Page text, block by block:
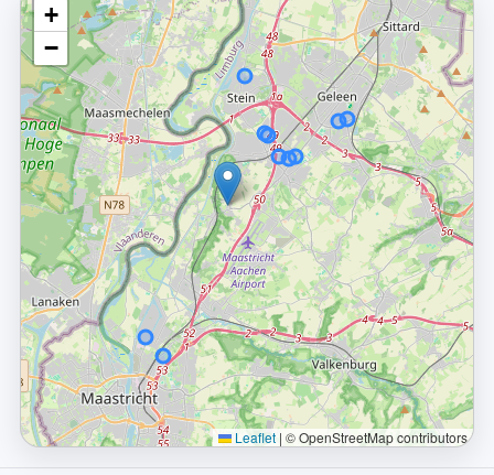
+
−
Leaflet | © OpenStreetMap contributors